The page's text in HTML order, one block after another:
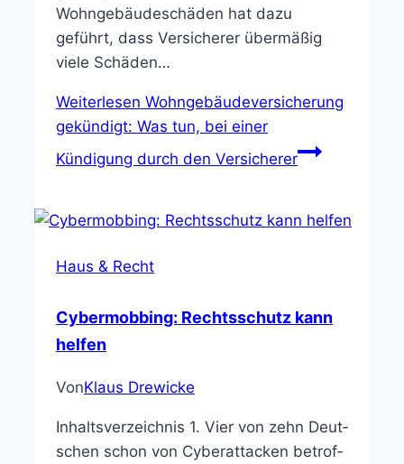
Wohngebäudeschäden hat dazu
geführt, dass Versicherer übermäßig
viele Schäden…
Weiterlesen Wohngebäudeversicherung
gekündigt: Was tun, bei einer
Kündigung durch den Versicherer
Haus & Recht
Cybermobbing: Rechtsschutz kann
helfen
VonKlaus Drewicke
Inhaltsverzeichnis 1. Vier von zehn Deut­
schen schon von Cybe­r­at­ta­cken betrof­